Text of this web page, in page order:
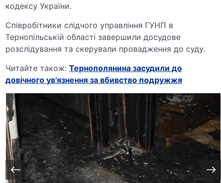
кодексу України.
Співробітники слідчого управління ГУНП в
Тернопільській області завершили досудове
розслідування та скерували провадження до суду.
Читайте також:Тернополянина засудили до
довічного ув’язнення за вбивство подружжя